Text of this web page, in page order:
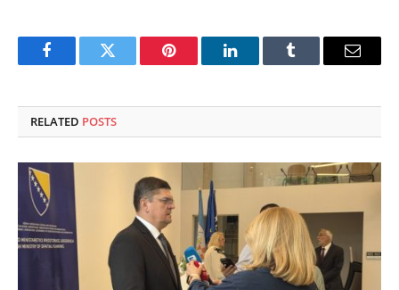
FacebookTwitter Pinterest LinkedInTumblr Email
RELATED POSTS